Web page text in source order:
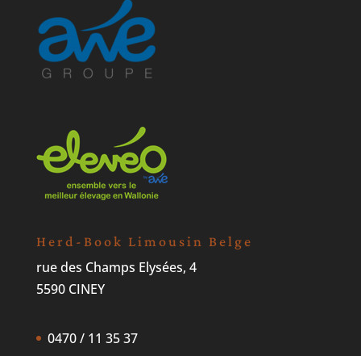
Herd-Book Limousin Belge
rue des Champs Elysées, 4
5590 CINEY
0470 / 11 35 37